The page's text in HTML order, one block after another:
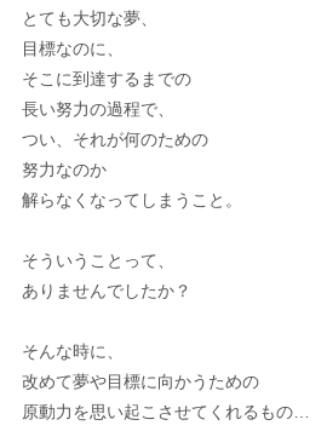
とても大切な夢、
目標なのに、
そこに到達するまでの
長い努力の過程で、
つい、それが何のための
努力なのか
解らなくなってしまうこと。
そういうことって、
ありませんでしたか？
そんな時に、
改めて夢や目標に向かうための
原動力を思い起こさせてくれるもの…